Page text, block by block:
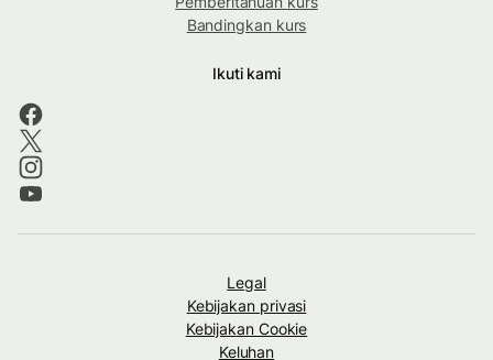
Bandingkan kurs
Ikuti kami
Legal
Kebijakan privasi
Kebijakan Cookie
Keluhan